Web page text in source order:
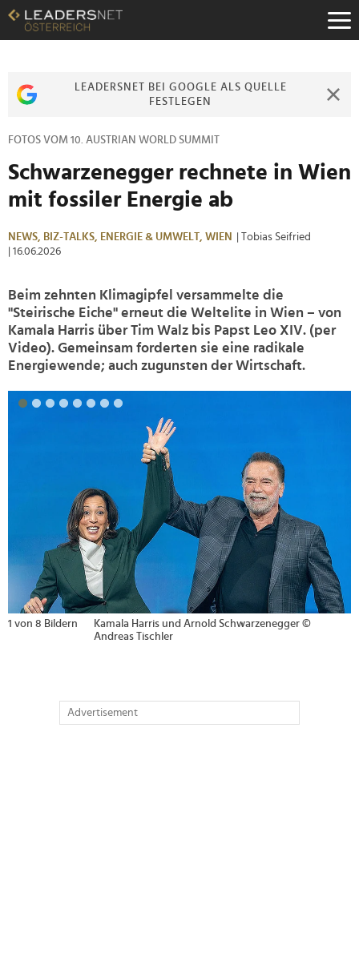
Zum
Inhalt
Zur
Zur
LEADERSNET BEI GOOGLE ALS QUELLE
FESTLEGEN
FOTOS VOM 10. AUSTRIAN WORLD SUMMIT
Schwarzenegger rechnete in Wien
mit fossiler Energie ab
NEWS, BIZ-TALKS, ENERGIE & UMWELT, WIEN
| Tobias Seifried
| 16.06.2026
Beim zehnten Klimagipfel versammelte die
"Steirische Eiche" erneut die Weltelite in Wien – von
Kamala Harris über Tim Walz bis Papst Leo XIV. (per
Video). Gemeinsam forderten sie eine radikale
Energiewende; auch zugunsten der Wirtschaft.
2 von 8 Bildern
V.l.n.r.: Heather Milligan, Arnold Schwarzenegger,
Kamala Harris, Alexander Van der Bellen, Christian
Advertisement